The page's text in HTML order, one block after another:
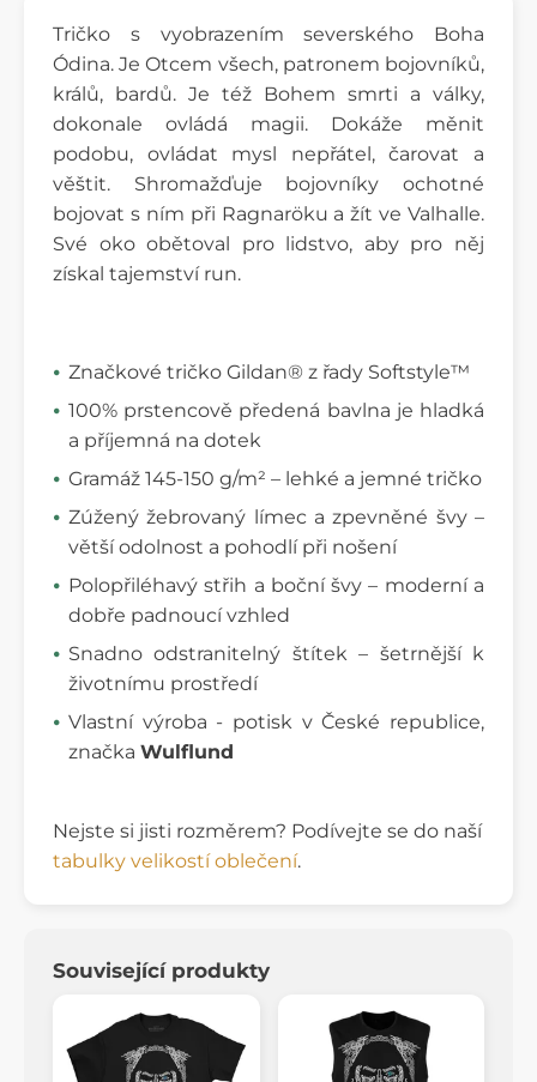
Tričko s vyobrazením severského Boha
Ódina. Je Otcem všech, patronem bojovníků,
králů, bardů. Je též Bohem smrti a války,
dokonale ovládá magii. Dokáže měnit
podobu, ovládat mysl nepřátel, čarovat a
věštit. Shromažďuje bojovníky ochotné
bojovat s ním při Ragnaröku a žít ve Valhalle.
Své oko obětoval pro lidstvo, aby pro něj
získal tajemství run.
Značkové tričko Gildan® z řady Softstyle™
100% prstencově předená bavlna je hladká
a příjemná na dotek
Gramáž 145-150 g/m² – lehké a jemné tričko
Zúžený žebrovaný límec a zpevněné švy –
větší odolnost a pohodlí při nošení
Polopřiléhavý střih a boční švy – moderní a
dobře padnoucí vzhled
Snadno odstranitelný štítek – šetrnější k
životnímu prostředí
Vlastní výroba - potisk v České republice,
značka Wulflund
Nejste si jisti rozměrem? Podívejte se do naší
tabulky velikostí oblečení.
Související produkty